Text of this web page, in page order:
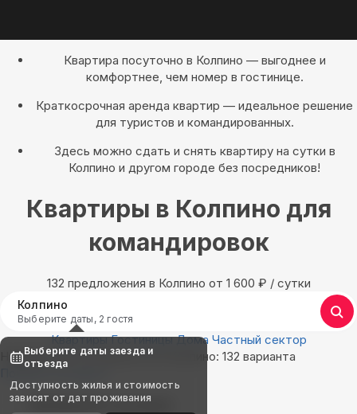
Квартира посуточно в Колпино — выгоднее и
комфортнее, чем номер в гостинице.
Краткосрочная аренда квартир — идеальное решение
для туристов и командированных.
Здесь можно сдать и снять квартиру на сутки в
Колпино и другом городе без посредников!
Квартиры в Колпино для
командировок
132 предложения в Колпино oт 1 600 ₽ / сутки
Колпино
Выберите даты, 2 гостя
Квартиры Гостиницы Дома Частный сектор
Найдём, где остановиться в Колпино: 132 варианта
Показать на карте
Выбирайте лучшее
Выберите даты заезда и
отъезда
Доступность жилья и стоимость
зависят от дат проживания